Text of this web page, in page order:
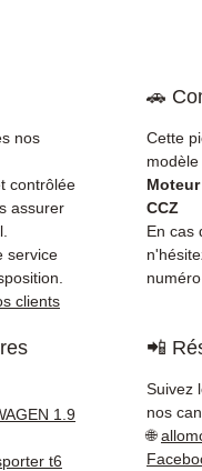
de
de
d'un
sur
pour
5 à 7
nos
contrôlée
assurer
service
clients
🚗
Cette
CCZ
En cas
1.9
t6
📲
Suivez
nos
🌐